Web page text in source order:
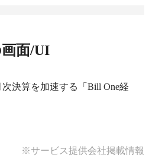
面/UI
決算を加速する「Bill One経
※サービス提供会社掲載情報